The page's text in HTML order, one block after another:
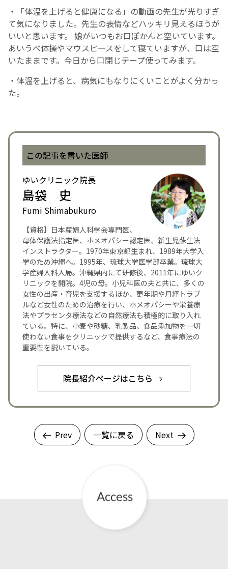
・「体温を上げると健康になる」の動画の先生が光りすぎ
て気になりました。先生の表情などハッキリ見えるほうが
いいと思います。 娘がいつもお口ぽかんと空いています。
あいうべ体操やマウスピースをして寝ていますが、口は空
いたままです。今日から口閉じテープ使ってみます。
・体温を上げると、病気にもなりにくいことがよく分かっ
た。
この記事を書いた医師
ゆいクリニック院長
島袋 史
Fumi Shimabukuro
【資格】日本産婦人科学会専門医、
母体保護法指定医、ホメオパシー認定医、新生児蘇生法
インストラクター。1970年東京都生まれ、1989年大学入
学のため沖縄へ。1995年、琉球大学医学部卒業。琉球大
学産婦人科入局。沖縄県内にて研修後、2011年にゆいク
リニックを開院。4児の母。小児科医の夫と共に、多くの
女性の出産・育児を支援するほか、更年期や月経トラブ
ルなど女性のための治療を行い、ホメオパシーや栄養療
法やプラセンタ療法などの自然療法も積極的に取り入れ
ている。特に、小麦や砂糖、乳製品、食品添加物を一切
使わない食事をクリニックで提供するなど、食事療法の
重要性を説いている。
院長紹介ページはこちら
Prev 一覧に戻る Next